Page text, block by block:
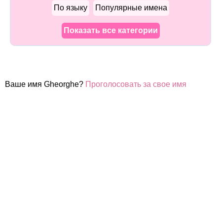
По языку Популярные имена
Показать все категории
Ваше имя Gheorghe? Проголосовать за свое имя